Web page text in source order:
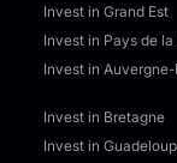
Invest in Grand Est
Invest in Pays de la
Invest in
Invest in Bretagne
Invest in